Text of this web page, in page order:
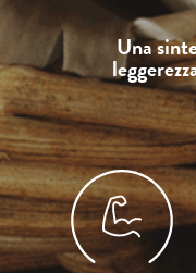
Una